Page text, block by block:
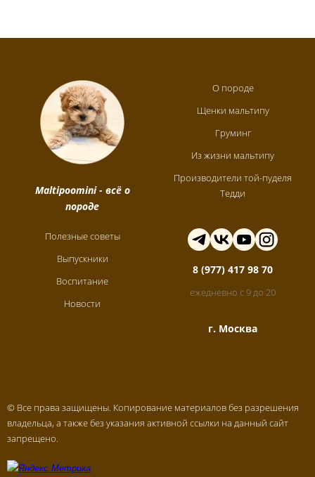
Maltipoomini- всё о
породе
О породе
Щенки мальтипу
Груминг
Из жизни мальтипу
Производители той-пуделя
Тедди
Полезные советы
Выпускники
Воспитание
Новости
8 (977) 417 98 70
ежедневно с 9 до 20
г. Москва
© Все права защищены. Копирование материалов без разрешения
владельца, а также без указания активной ссылки на данный сайт
запрещено.